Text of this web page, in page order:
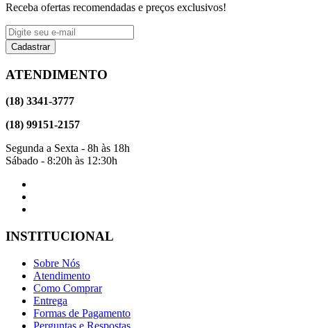
Receba ofertas recomendadas e preços exclusivos!
Cadastrar
ATENDIMENTO
(18) 3341-3777
(18) 99151-2157
Segunda a Sexta - 8h às 18h
Sábado - 8:20h às 12:30h
INSTITUCIONAL
Sobre Nós
Atendimento
Como Comprar
Entrega
Formas de Pagamento
Perguntas e Respostas